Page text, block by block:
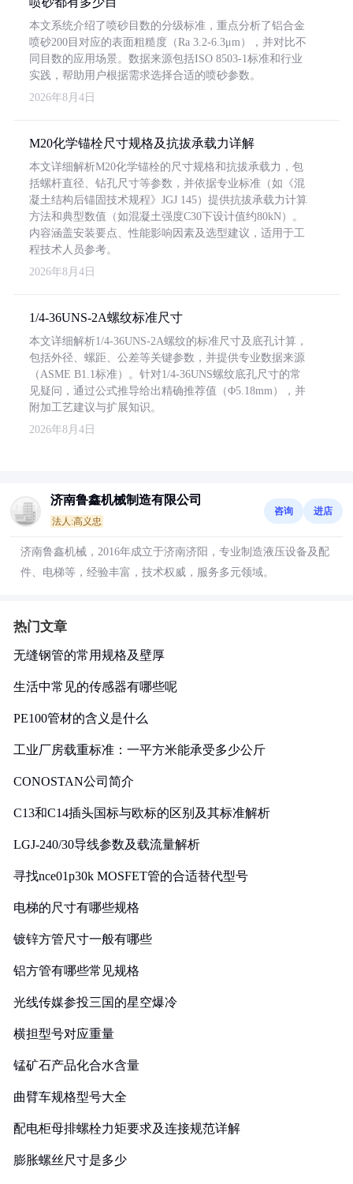
本文系统介绍了喷砂目数的分级标准，重点分析了铝合金
喷砂200目对应的表面粗糙度（Ra 3.2-6.3μm），并对比不
同目数的应用场景。数据来源包括ISO 8503-1标准和行业
实践，帮助用户根据需求选择合适的喷砂参数。
2026年8月4日
M20化学锚栓尺寸规格及抗拔承载力详解
本文详细解析M20化学锚栓的尺寸规格和抗拔承载力，包
括螺杆直径、钻孔尺寸等参数，并依据专业标准（如《混
凝土结构后锚固技术规程》JGJ 145）提供抗拔承载力计算
方法和典型数值（如混凝土强度C30下设计值约80kN）。
内容涵盖安装要点、性能影响因素及选型建议，适用于工
程技术人员参考。
2026年8月4日
1/4-36UNS-2A螺纹标准尺寸
本文详细解析1/4-36UNS-2A螺纹的标准尺寸及底孔计算，
包括外径、螺距、公差等关键参数，并提供专业数据来源
（ASME B1.1标准）。针对1/4-36UNS螺纹底孔尺寸的常
见疑问，通过公式推导给出精确推荐值（Φ5.18mm），并
附加工艺建议与扩展知识。
2026年8月4日
济南鲁鑫机械制造有限公司
法人:高义忠
咨询 进店
济南鲁鑫机械，2016年成立于济南济阳，专业制造液压设备及配
件、电梯等，经验丰富，技术权威，服务多元领域。
热门文章
无缝钢管的常用规格及壁厚
生活中常见的传感器有哪些呢
PE100管材的含义是什么
工业厂房载重标准：一平方米能承受多少公斤
CONOSTAN公司简介
C13和C14插头国标与欧标的区别及其标准解析
LGJ-240/30导线参数及载流量解析
寻找nce01p30k MOSFET管的合适替代型号
电梯的尺寸有哪些规格
镀锌方管尺寸一般有哪些
铝方管有哪些常见规格
光线传媒参投三国的星空爆冷
横担型号对应重量
锰矿石产品化合水含量
曲臂车规格型号大全
配电柜母排螺栓力矩要求及连接规范详解
膨胀螺丝尺寸是多少